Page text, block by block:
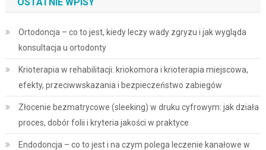
Ortodoncja – co to jest, kiedy leczy wady zgryzu i jak wygląda
konsultacja u ortodonty
Krioterapia w rehabilitacji: kriokomora i krioterapia miejscowa,
efekty, przeciwwskazania i bezpieczeństwo zabiegów
Złocenie bezmatrycowe (sleeking) w druku cyfrowym: jak działa
proces, dobór folii i kryteria jakości w praktyce
Endodoncja – co to jest i na czym polega leczenie kanałowe w